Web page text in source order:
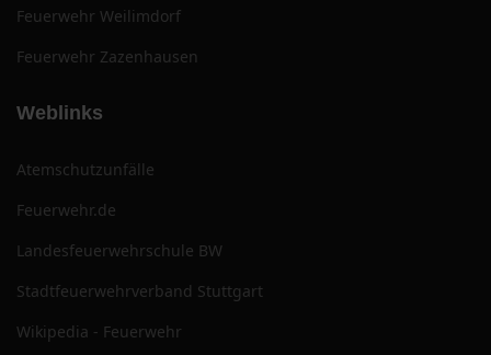
Feuerwehr Weilimdorf
Feuerwehr Zazenhausen
Weblinks
Atemschutzunfälle
Feuerwehr.de
Landesfeuerwehrschule BW
Stadtfeuerwehrverband Stuttgart
Wikipedia - Feuerwehr